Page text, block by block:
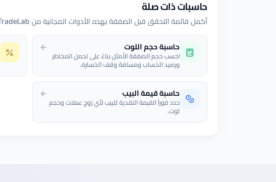
حاسبات ذات صلة
أكمل قائمة التحقق قبل الصفقة بهذه الأدوات المجانية من ForexTradeLab.
حاسبة حجم اللوت
احسب حجم الصفقة الأمثل بناءً على تحمل المخاطر
ورصيد الحساب ومسافة وقف الخسارة.
حاسبة قيمة البيب
حدد فوراً القيمة النقدية للبيب لأي زوج عملات وحجم
لوت.